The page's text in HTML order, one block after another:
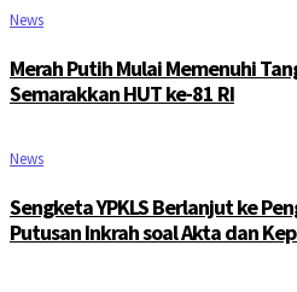
News
Merah Putih Mulai Memenuhi
Semarakkan HUT ke-81 RI
News
Sengketa YPKLS Berlanjut ke
Putusan Inkrah soal Akta dan